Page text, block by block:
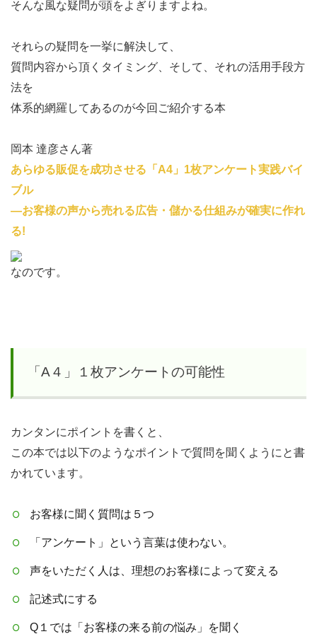
そんな風な疑問が頭をよぎりますよね。
それらの疑問を一挙に解決して、
質問内容から頂くタイミング、そして、それの活用手段方
法を
体系的網羅してあるのが今回ご紹介する本
岡本 達彦さん著
あらゆる販促を成功させる「A4」1枚アンケート実践バイ
ブル
―お客様の声から売れる広告・儲かる仕組みが確実に作れ
る!
なのです。
「A４」１枚アンケートの可能性
カンタンにポイントを書くと、
この本では以下のようなポイントで質問を聞くようにと書
かれています。
お客様に聞く質問は５つ
「アンケート」という言葉は使わない。
声をいただく人は、理想のお客様によって変える
記述式にする
Q１では「お客様の来る前の悩み」を聞く